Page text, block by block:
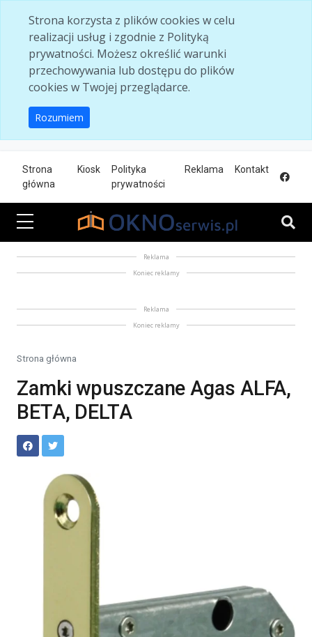
Strona korzysta z plików cookies w celu
realizacji usług i zgodnie z Polityką
prywatności. Możesz określić warunki
przechowywania lub dostępu do plików
cookies w Twojej przeglądarce.
Rozumiem
Strona
główna
Kiosk
Polityka
prywatności
Reklama Kontakt
Reklama
Koniec reklamy
Reklama
Koniec reklamy
Strona główna
Zamki wpuszczane Agas ALFA,
BETA, DELTA